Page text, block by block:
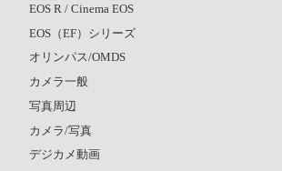
EOS R / Cinema EOS
EOS（EF）シリーズ
オリンパス/OMDS
カメラ一般
写真周辺
カメラ/写真
デジカメ動画